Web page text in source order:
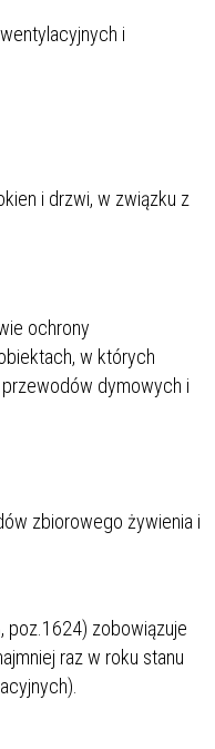
i
i drzwi, w związku z
ochrony
w których
przewodów dymowych i
zbiorowego żywienia i
poz.1624) zobowiązuje
raz w roku stanu